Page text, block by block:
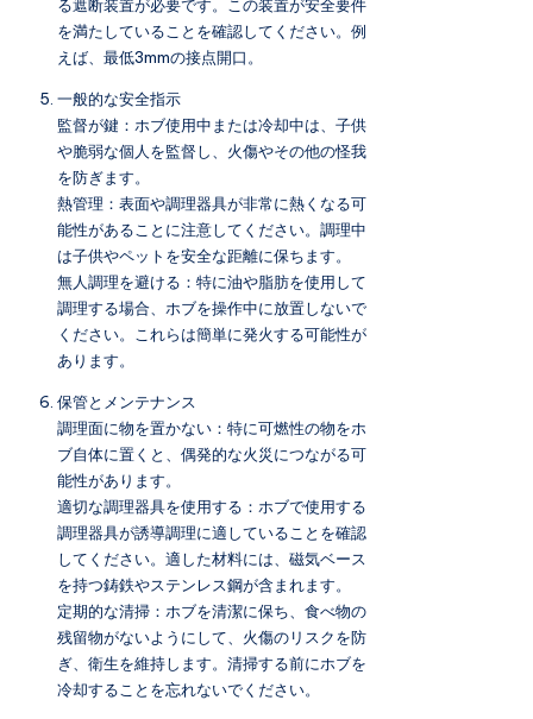
る遮断装置が必要です。この装置が安全要件
を満たしていることを確認してください。例
えば、最低3mmの接点開口。
一般的な安全指示
監督が鍵：ホブ使用中または冷却中は、子供
や脆弱な個人を監督し、火傷やその他の怪我
を防ぎます。
熱管理：表面や調理器具が非常に熱くなる可
能性があることに注意してください。調理中
は子供やペットを安全な距離に保ちます。
無人調理を避ける：特に油や脂肪を使用して
調理する場合、ホブを操作中に放置しないで
ください。これらは簡単に発火する可能性が
あります。
保管とメンテナンス
調理面に物を置かない：特に可燃性の物をホ
ブ自体に置くと、偶発的な火災につながる可
能性があります。
適切な調理器具を使用する：ホブで使用する
調理器具が誘導調理に適していることを確認
してください。適した材料には、磁気ベース
を持つ鋳鉄やステンレス鋼が含まれます。
定期的な清掃：ホブを清潔に保ち、食べ物の
残留物がないようにして、火傷のリスクを防
ぎ、衛生を維持します。清掃する前にホブを
冷却することを忘れないでください。